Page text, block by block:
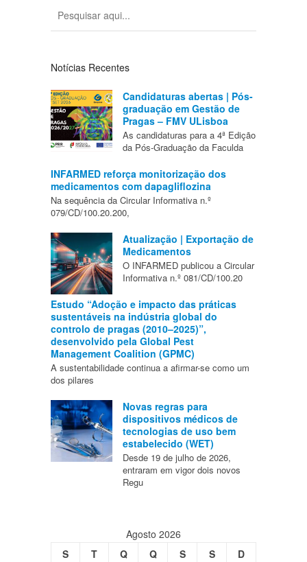
Notícias Recentes
Candidaturas abertas | Pós-
graduação em Gestão de
Pragas – FMV ULisboa
As candidaturas para a 4ª Edição
da Pós-Graduação da Faculda
INFARMED reforça monitorização dos
medicamentos com dapagliflozina
Na sequência da Circular Informativa n.º
079/CD/100.20.200,
Atualização | Exportação de
Medicamentos
O INFARMED publicou a Circular
Informativa n.º 081/CD/100.20
Estudo “Adoção e impacto das práticas
sustentáveis na indústria global do
controlo de pragas (2010–2025)”,
desenvolvido pela Global Pest
Management Coalition (GPMC)
A sustentabilidade continua a afirmar-se como um
dos pilares
Novas regras para
dispositivos médicos de
tecnologias de uso bem
estabelecido (WET)
Desde 19 de julho de 2026,
entraram em vigor dois novos
Regu
Agosto 2026
S
T Q Q S S
D